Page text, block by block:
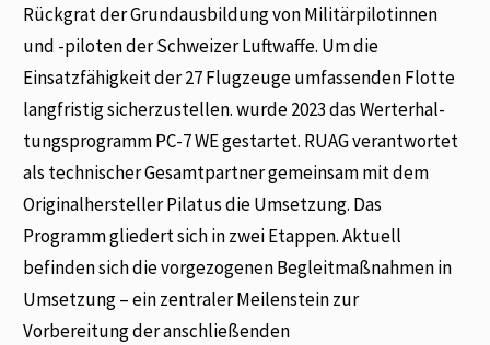
Rückgrat der Grundausbildung von Militärpilotinnen
und -piloten der Schweizer Luftwaffe. Um die
Einsatzfähigkeit der 27 Flugzeuge umfassenden Flotte
langfristig sicherzustellen. wurde 2023 das Werterhal­
tungsprogramm PC-7 WE gestartet. RUAG verantwortet
als technischer Gesamtpartner gemeinsam mit dem
Originalhersteller Pilatus die Umsetzung. Das
Programm gliedert sich in zwei Etappen. Aktuell
befinden sich die vorgezogenen Begleitmaßnahmen in
Umsetzung – ein zentraler Meilenstein zur
Vorbereitung der anschließenden